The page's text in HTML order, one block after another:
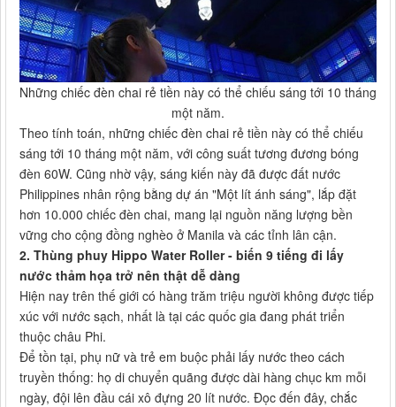
Những chiếc đèn chai rẻ tiền này có thể chiếu sáng tới 10 tháng
một năm.
Theo tính toán, những chiếc đèn chai rẻ tiền này có thể chiếu
sáng tới 10 tháng một năm, với công suất tương đương bóng
đèn 60W. Cũng nhờ vậy, sáng kiến này đã được đất nước
Philippines nhân rộng bằng dự án "Một lít ánh sáng", lắp đặt
hơn 10.000 chiếc đèn chai, mang lại nguồn năng lượng bền
vững cho cộng đồng nghèo ở Manila và các tỉnh lân cận.
2. Thùng phuy Hippo Water Roller - biến 9 tiếng đi lấy
nước thảm họa trở nên thật dễ dàng
Hiện nay trên thế giới có hàng trăm triệu người không được tiếp
xúc với nước sạch, nhất là tại các quốc gia đang phát triển
thuộc châu Phi.
Để tồn tại, phụ nữ và trẻ em buộc phải lấy nước theo cách
truyền thống: họ di chuyển quãng được dài hàng chục km mỗi
ngày, đội lên đầu cái xô đựng 20 lít nước. Đọc đến đây, chắc